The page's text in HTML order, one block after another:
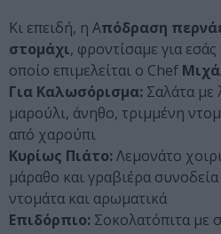
Κι επειδή, η Απόδραση
στομάχι, φροντίσαμε για
οποίο επιμελείται ο Chef
Για Καλωσόρισμα: Σαλάτα με
μαρούλι, άνηθο, τριμμένη
από χαρούπι
Κυρίως Πιάτο: Λεμονάτο
μάραθο και γραβιέρα
ντομάτα και αρωματικά
Επιδόρπιο: Σοκολατόπιτα με